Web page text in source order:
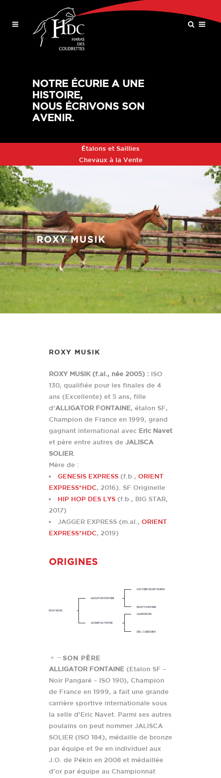
NOTRE ÉCURIE A UNE
HISTOIRE,
NOUS ÉCRIVONS SON
AVENIR.
Étalons et Saillies
Chevaux à la Vente
ROXY MUSIK
ROXY MUSIK
ROXY MUSIK (f.al., née 2005) : ISO
130, qualifiée pour les finales de 4
ans (Excellente) et 5 ans, fille
d’ALLIGATOR FONTAINE, étalon SF,
Champion de France en 1999, grand
gagnant international avec Eric Navet
et père entre autres de JALISCA
SOLIER
Mère de :
GENESIS EXPRESS (f.b., ORIENT
EXPRESS*HDC, 2016). SF Originelle
HIP HOP DES LYS (f.b., BIG STAR,
2017)
JAGGER EXPRESS (m.al., ORIENT
EXPRESS*HDC, 2019)
ORIGINES
ROXY MUSIC
ALLIGATOR FONTAINE
GAYSSIRE FLEURY NOREN
NIGHTY FONTAINE
GLAMORGAN
DEL CORDOBA
OLYMPE DU TERTRE
SON PÈRE
ALLIGATOR FONTAINE (Etalon SF –
Noir Pangaré – ISO 190), Champion
de France en 1999, a fait une grande
carrière sportive internationale sous
la selle d’Eric Navet. Parmi ses autres
poulains on peut nommer JALISCA
SOLIER (ISO 184), médaille de bronze
par équipe et 9e en individuel aux
J.O. de Pékin en 2008 et médaillée
d’or par équipe au Championnat